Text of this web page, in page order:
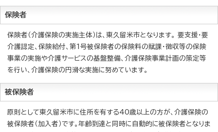
保険者
保険者（介護保険の実施主体）は、東久留米市となります。 要支援・要
介護認定、保険給付、第1号被保険者の保険料の賦課・徴収等の保険
事業の実施や介護サービスの基盤整備、介護保険事業計画の策定等
を行い、介護保険の円滑な実施に努めています。
被保険者
原則として東久留米市に住所を有する40歳以上の方が、介護保険の
被保険者（加入者）です。年齢到達と同時に自動的に被保険者となりま